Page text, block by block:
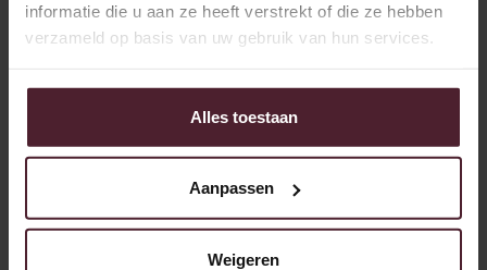
informatie die u aan ze heeft verstrekt of die ze hebben
verzameld op basis van uw gebruik van hun services.
Alles toestaan
Aanpassen
Weigeren
Ein Blick in die Zukunft
unglaublich wichtig. Gemeinsam erbringen wir jeden Tag
Spitzenleistungen.